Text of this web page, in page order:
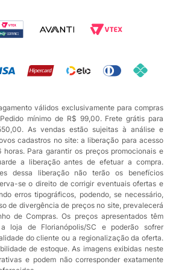
válidos exclusivamente para compras
mínimo de R$ 99,00. Frete grátis para
As vendas estão sujeitas à análise e
cadastros no site: a liberação para acesso
Para garantir os preços promocionais e
a liberação antes de efetuar a compra.
dessa liberação não terão os benefícios
se o direito de corrigir eventuais ofertas e
erros tipográficos, podendo, se necessário,
de divergência de preços no site, prevalecerá
de Compras. Os preços apresentados têm
loja de Florianópolis/SC e poderão sofrer
do cliente ou a regionalização da oferta.
de estoque. As imagens exibidas neste
e podem não corresponder exatamente